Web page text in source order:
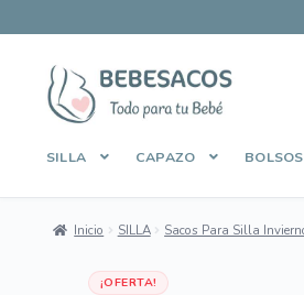
Ir
la
Ir
al
contenido
SILLA CAPAZO
Inicio SILLA Sacos Para Silla
¡OFERTA!Dto 25%